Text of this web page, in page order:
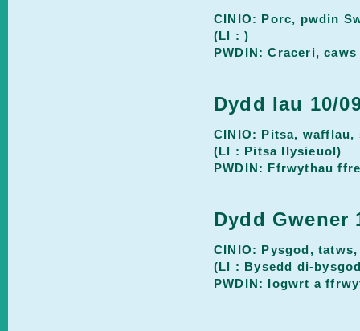
CINIO: Porc, pwdin
(Ll : )
PWDIN: Craceri,
Dydd Iau 10/
CINIO: Pitsa,
(Ll : Pitsa llysieuol)
PWDIN: Ffrwythau
Dydd Gwener
CINIO: Pysgod,
(Ll : Bysedd di-
PWDIN: Iogwrt a